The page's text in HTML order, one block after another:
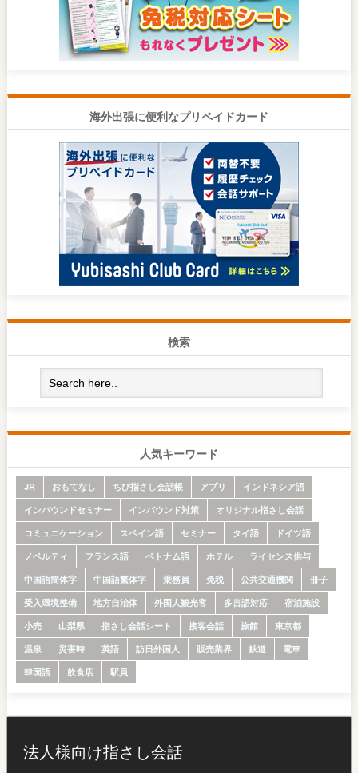
海外出張に便利なプリペイドカード
検索
人気キーワード
JR おもてなし ちび指さし会話帳 アプリ
インドネシア語
インバウンドセミナー
インバウンド対策
オリジナル指さし会話
コミュニケーション
スペイン語 セミナー タイ語
ドイツ語
ノベルティ
フランス語 ベトナム語 ホテル
ライセンス供与
中国語簡体字
中国語繁体字 乗務員 免税 公共交通機関
冊子
受入環境整備
地方自治体 外国人観光客 多言語対応
宿泊施設
小売
山梨県 指さし会話シート 接客会話 旅館
東京都
温泉
災害時 英語 訪日外国人 販売業界 鉄道
電車
韓国語
飲食店 駅員
法人様向け指さし会話